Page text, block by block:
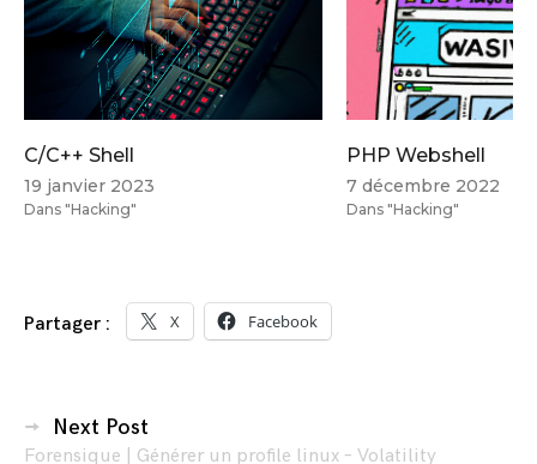
C/C++ Shell
19 janvier 2023
Dans "Hacking"
PHP Webshell
7 décembre 2022
Dans "Hacking"
Partager : X Facebook
Navigation
Next Post
Forensique | Générer un profile linux – Volatility